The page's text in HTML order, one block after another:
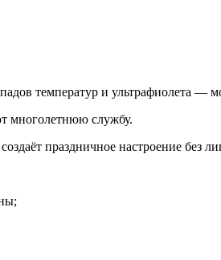
температур и ультрафиолета —
многолетнюю службу.
праздничное настроение без